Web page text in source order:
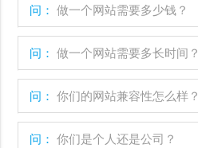
问： 做一个网站需要多少钱？
问： 做一个网站需要多长时间？
问： 你们的网站兼容性怎么样？
问： 你们是个人还是公司？